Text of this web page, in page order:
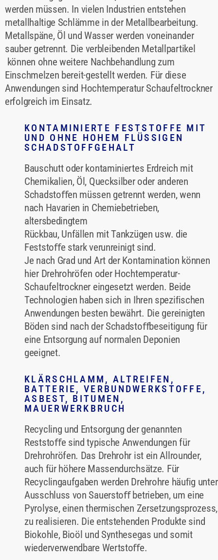
werden müssen. In vielen Industrien entstehen
metallhaltige Schlämme in der Metallbearbeitung.
Metallspäne, Öl und Wasser werden voneinander
sauber getrennt. Die verbleibenden Metallpartikel
können ohne weitere Nachbehandlung zum
Einschmelzen bereit-gestellt werden. Für diese
Anwendungen sind Hochtemperatur Schaufeltrockner
erfolgreich im Einsatz.
KONTAMINIERTE FESTSTOFFE MIT U
ND OHNE HOHEM FLÜSSIGEN SC
HADSTOFFGEHALT
Bauschutt oder kontaminiertes Erdreich mit
Chemikalien, Öl, Quecksilber oder anderen
Schadstoﬀen müssen getrennt werden, wenn
nach Havarien in Chemiebetrieben,
altersbedingtem
Rückbau, Unfällen mit Tankzügen usw. die
Feststoﬀe stark verunreinigt sind.
Je nach Grad und Art der Kontamination können
hier Drehrohröfen oder Hochtemperatur-
Schaufeltrockner eingesetzt werden. Beide
Technologien haben sich in Ihren speziﬁschen
Anwendungen besten bewährt. Die gereinigten
Böden sind nach der Schadstoﬀbeseitigung für
eine Entsorgung auf normalen Deponien
geeignet.
KLÄRSCHLAMM, ALTREIFEN,
BATTERIE, VERBUNDWERKSTOFFE, A
SBEST, BITUMEN, M
AUERWERKBRUCH
Recycling und Entsorgung der genannten
Reststoﬀe sind typische Anwendungen für
Drehrohröfen. Das Drehrohr ist ein Allrounder,
auch für höhere Massendurchsätze. Für
Recyclingaufgaben werden Drehrohre häuﬁg unter
Ausschluss von Sauerstoﬀ betrieben, um eine
Pyrolyse, einen thermischen Zersetzungsprozess,
zu realisieren. Die entstehenden Produkte sind
Biokohle, Bioöl und Synthesegas und somit
wiederverwendbare Wertstoﬀe.